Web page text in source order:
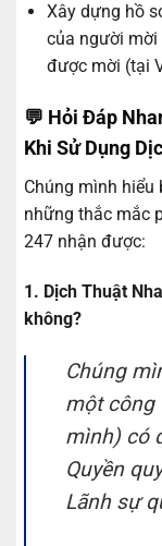
Xây dựng hồ
của người mời
được mời (tại
💬 Hỏi Đáp
Khi Sử Dụng
Chúng mình hiểu
những thắc mắc
247 nhận được:
1. Dịch Thuật
không?
Chúng
một công
mình) có
Quyền
Lãnh sự